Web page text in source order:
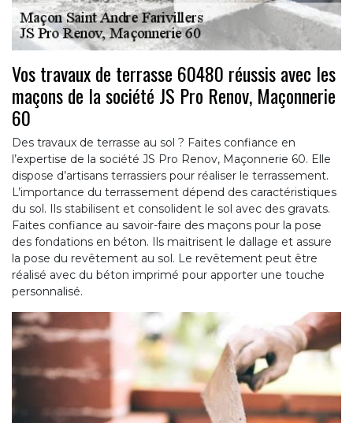
Vos travaux de terrasse 60480 réussis avec les
maçons de la société JS Pro Renov, Maçonnerie
60
Des travaux de terrasse au sol ? Faites confiance en
l’expertise de la société JS Pro Renov, Maçonnerie 60. Elle
dispose d’artisans terrassiers pour réaliser le terrassement.
L’importance du terrassement dépend des caractéristiques
du sol. Ils stabilisent et consolident le sol avec des gravats.
Faites confiance au savoir-faire des maçons pour la pose
des fondations en béton. Ils maitrisent le dallage et assure
la pose du revêtement au sol. Le revêtement peut être
réalisé avec du béton imprimé pour apporter une touche
personnalisé.